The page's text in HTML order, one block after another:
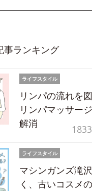
事ランキング
ライフスタイル
リンパの流れを
リンパマッサー
解消
ライフスタイル
マシンガンズ滝
く、古いコスメ